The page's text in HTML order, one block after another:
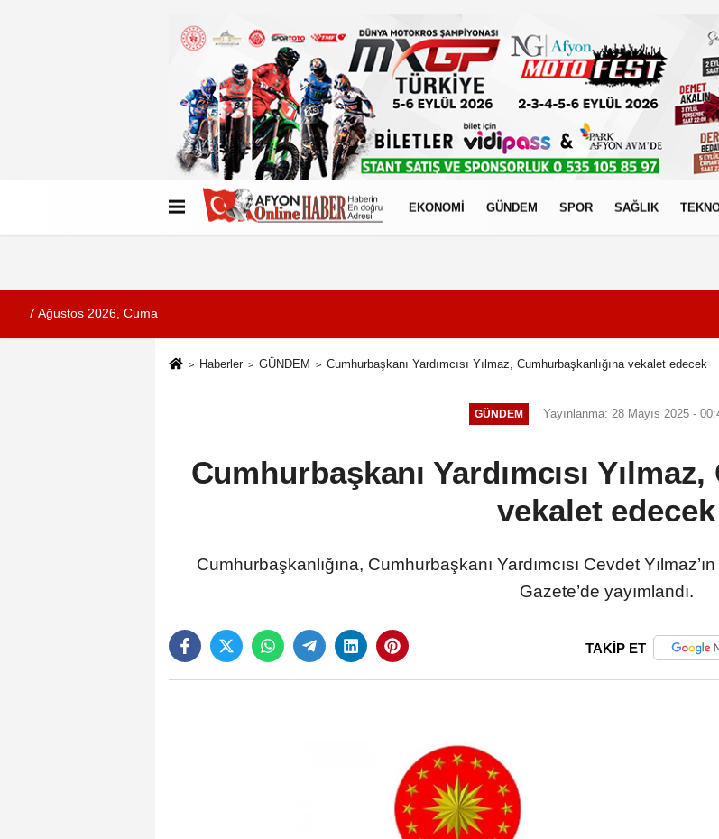
Künye İletişim Çerez Politikası
EKONOMİ GÜNDEM SPOR SAĞLIK
7 Ağustos 2026, Cuma
Haberler GÜNDEM Cumhurbaşkanı Yardımcısı Yılmaz, Cumhurbaşkanlığına vekalet edecek
GÜNDEM Yayınlanma: 28 Mayıs 2025 -
Cumhurbaşkanı Yardımcısı
vekalet edecek
Cumhurbaşkanlığına, Cumhurbaşkanı Yardımcısı Cevdet
Gazete’de yayımlandı.
TAKİP ET